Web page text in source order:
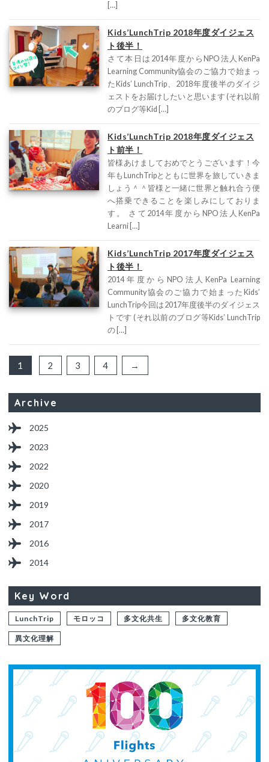
[…]
Kids’LunchTrip 2018年度ダイジェス
ト後半！
さて本日は2014年度からNPO法人KenPa
Learning Community協会のご協力で始まっ
たKids’ LunchTrip、2018年度後半のダイジ
ェストをお届けしたいと思います (それ以前
のブログ等Kid […]
Kids’LunchTrip 2018年度ダイジェス
ト前半！
皆様あけましておめでとうございます！今
年もLunchTripとともに世界を旅していきま
しょう＾＾皆様と一緒に世界と触れ合う便
へ搭乗できることを楽しみにしておりま
す。 さて2014年度からNPO法人KenPa
Learni […]
Kids’LunchTrip 2017年度ダイジェス
ト後半！
2014年度からNPO法人KenPa Learning
Community協会のご協力で始まったKids’
LunchTrip今回は2017年度後半のダイジェス
トです (それ以前のブログ等Kids’ LunchTrip
の […]
1 2 3 4 →
Archive
2025
2023
2022
2020
2019
2017
2016
2014
Key Word
LunchTrip モロッコ 多文化共生 多文化教育
異文化理解